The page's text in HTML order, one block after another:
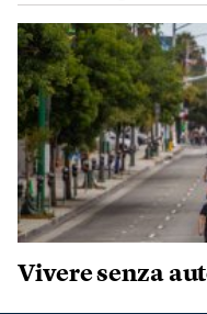
Vivere senza